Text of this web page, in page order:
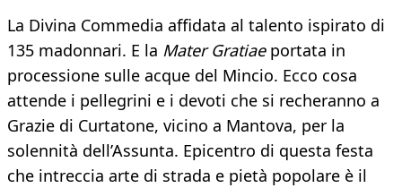
La Divina Commedia affidata al talento ispirato di
135 madonnari. E la Mater Gratiaeportata in
processione sulle acque del Mincio. Ecco cosa
attende i pellegrini e i devoti che si recheranno a
Grazie di Curtatone, vicino a Mantova, per la
solennità dell’Assunta. Epicentro di questa festa
che intreccia arte di strada e pietà popolare è il